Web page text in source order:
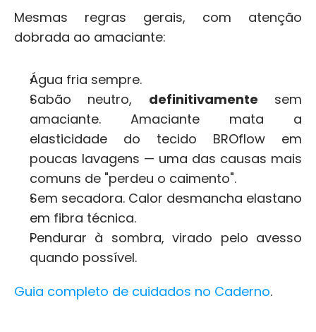
Mesmas regras gerais, com atenção
dobrada ao amaciante:
Água fria sempre.
Sabão neutro, definitivamente sem
amaciante. Amaciante mata a
elasticidade do tecido BROflow em
poucas lavagens — uma das causas mais
comuns de "perdeu o caimento".
Sem secadora. Calor desmancha elastano
em fibra técnica.
Pendurar à sombra, virado pelo avesso
quando possível.
Guia completo de cuidados no Caderno.